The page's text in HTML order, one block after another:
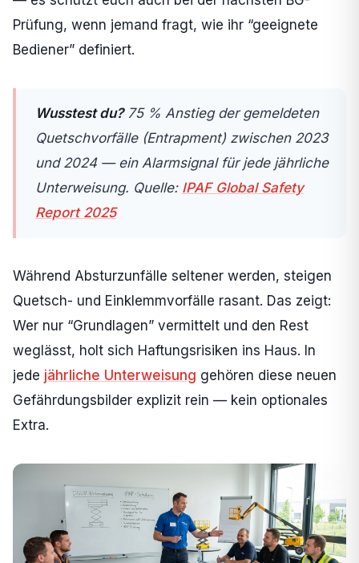
Prüfung, wenn jemand fragt, wie ihr “geeignete
Bediener” definiert.
Wusstest du?75 % Anstieg der gemeldeten
Quetschvorfälle (Entrapment) zwischen 2023
und 2024 — ein Alarmsignal für jede jährliche
Unterweisung. Quelle: IPAF Global Safety
Report 2025
Während Absturzunfälle seltener werden, steigen
Quetsch- und Einklemmvorfälle rasant. Das zeigt:
Wer nur “Grundlagen” vermittelt und den Rest
weglässt, holt sich Haftungsrisiken ins Haus. In
jede jährliche Unterweisung gehören diese neuen
Gefährdungsbilder explizit rein — kein optionales
Extra.